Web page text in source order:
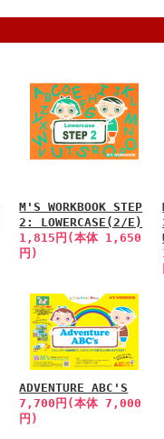
M'S WORKBOOK STEP
2: LOWERCASE(2/E)
1,815円(本体 1,650
円)
ADVENTURE ABC'S
7,700円(本体 7,000
円)